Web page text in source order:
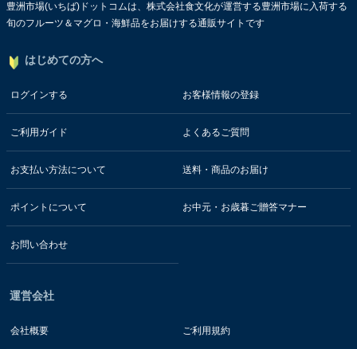
豊洲市場(いちば)ドットコムは、株式会社食文化が運営する豊洲市場に入荷する
旬のフルーツ＆マグロ・海鮮品をお届けする通販サイトです
はじめての方へ
ログインする お客様情報の登録
ご利用ガイド よくあるご質問
お支払い方法について 送料・商品のお届け
ポイントについて お中元・お歳暮ご贈答マナー
お問い合わせ
運営会社
会社概要 ご利用規約